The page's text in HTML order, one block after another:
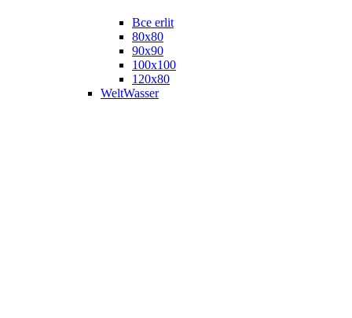
Все erlit
80x80
90x90
100x100
120x80
WeltWasser